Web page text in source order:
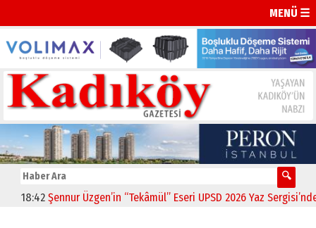
MENÜ ☰
18:42 Şennur Üzgen’in “Tekâmül” Eseri UPSD 2026 Yaz Sergisi’nde